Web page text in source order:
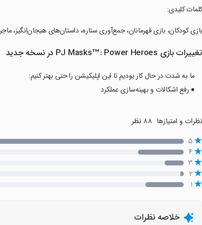
‏کلمات کلیدی:
‏بازی کودکان، بازی قهرمانان، جمع‌آوری ستاره، داستان‌های هیجان‌انگیز،
تغییرات بازی PJ Masks™: Power Heroes در نسخه جدید
ما به شدت در حال کار بودیم تا این اپلیکیشن را حتی بهتر کنیم:
● رفع اشکالات و بهینه‌سازی عملکرد
نظرات و امتیازها
۵
۴
۳
۲
۱
خلاصه نظرات